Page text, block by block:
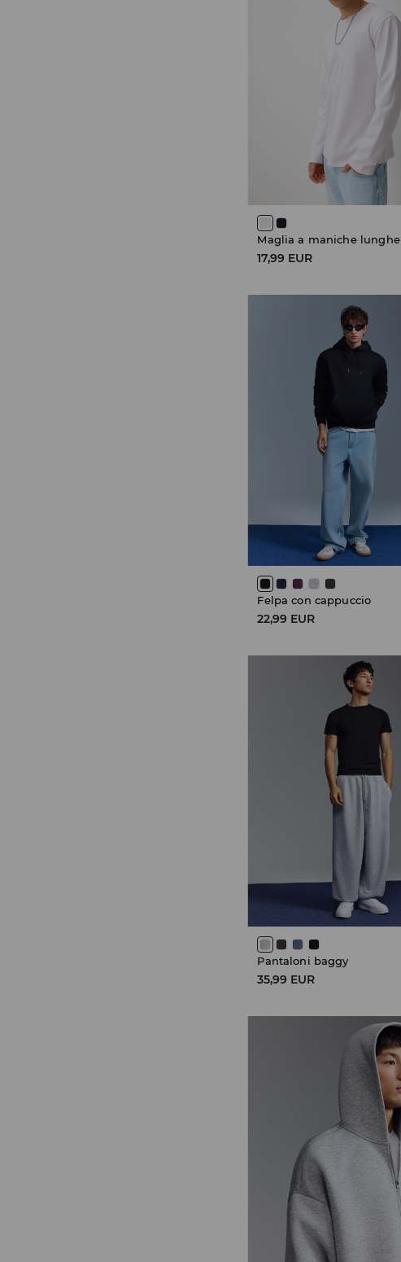
Maglia a maniche lunghe
17,99 EUR
Felpa con cappuccio
22,99 EUR
Pantaloni baggy
35,99 EUR